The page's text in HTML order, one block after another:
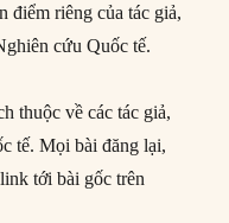
điểm riêng của tác giả,
cứu Quốc tế.
thuộc về các tác giả,
tế. Mọi bài đăng lại,
tới bài gốc trên